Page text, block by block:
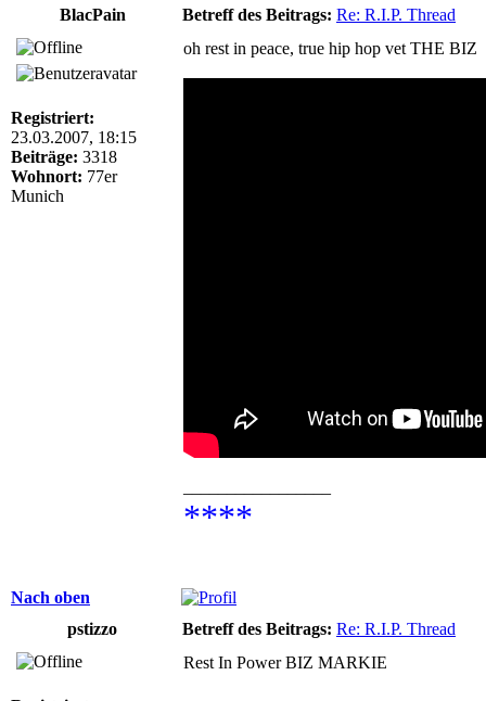
BlacPain
Betreff des Beitrags: Re: R.I.P. Thread
Registriert:
23.03.2007, 18:15
Beiträge: 3318
Wohnort: 77er
Munich
oh rest in peace, true hip hop vet THE BIZ
****
Nach oben
pstizzo
Betreff des Beitrags: Re: R.I.P. Thread
Rest In Power BIZ MARKIE